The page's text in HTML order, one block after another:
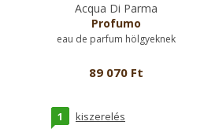
Acqua Di Parma
Profumo
eau de parfum hölgyeknek
89 070 Ft
1 kiszerelés